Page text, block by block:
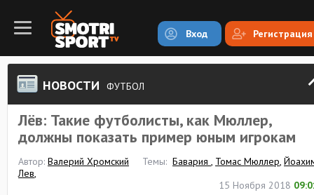
Вход Регистрация
НОВОСТИ ФУТБОЛ
Лёв: Такие футболисты, как Мюллер,
должны показать пример юным игрокам
Автор: Валерий Хромский Темы: Бавария , Томас Мюллер,
Лев,
15 Ноября 2018